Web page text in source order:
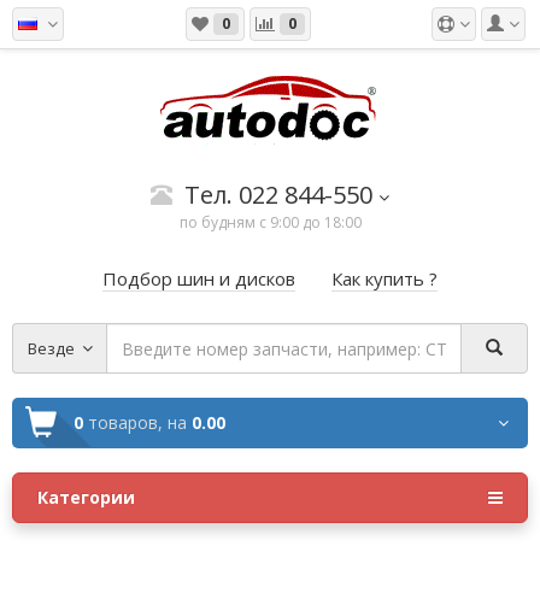
0 0
Тел. 022 844-550
по будням с 9:00 до 18:00
Подбор шин и дисков Как купить ?
Везде
0 товаров, на 0.00
Категории